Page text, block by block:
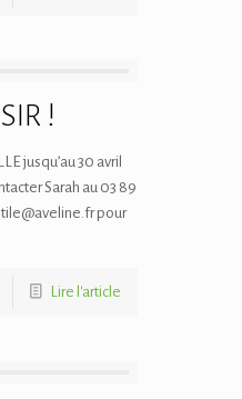
!
jusqu’au 30 avril
Sarah au 03 89
pour
Lire l'article